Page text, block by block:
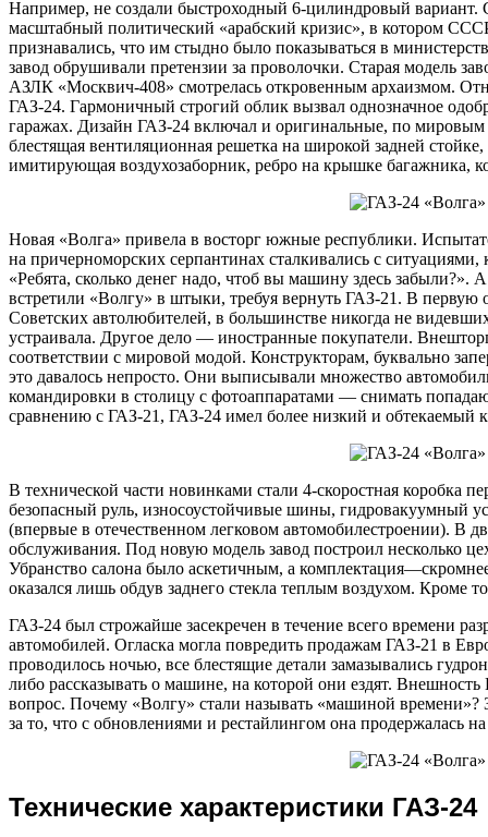
Например, не создали быстроходный 6-цилиндровый вариант.
масштабный политический «арабский кризис», в котором
признавались, что им стыдно было показываться в
завод обрушивали претензии за проволочки. Старая модель
АЗЛК «Москвич-408» смотрелась откровенным архаизмом.
ГАЗ-24. Гармоничный строгий облик вызвал однозначное
гаражах. Дизайн ГАЗ-24 включал и оригинальные, по
блестящая вентиляционная решетка на широкой задней
имитирующая воздухозаборник, ребро на крышке багажника,
Новая «Волга» привела в восторг южные республики.
на причерноморских серпантинах сталкивались с
«Ребята, сколько денег надо, чтоб вы машину здесь
встретили «Волгу» в штыки, требуя вернуть ГАЗ-21. В
Советских автолюбителей, в большинстве никогда не
устраивала. Другое дело — иностранные покупатели.
соответствии с мировой модой. Конструкторам, буквально
это давалось непросто. Они выписывали множество
командировки в столицу с фотоаппаратами — снимать
сравнению с ГАЗ-21, ГАЗ-24 имел более низкий и обтекаемый
В технической части новинками стали 4-скоростная коробка
безопасный руль, износоустойчивые шины, гидровакуумный
(впервые в отечественном легковом автомобилестроении). В
обслуживания. Под новую модель завод построил несколько
Убранство салона было аскетичным, а
оказался лишь обдув заднего стекла теплым воздухом. Кроме
ГАЗ-24 был строжайше засекречен в течение всего времени
автомобилей. Огласка могла повредить продажам ГАЗ-21 в
проводилось ночью, все блестящие детали замазывались
либо рассказывать о машине, на которой они ездят.
вопрос. Почему «Волгу» стали называть «машиной
за то, что с обновлениями и рестайлингом она продержалась
Технические характеристики ГАЗ-24